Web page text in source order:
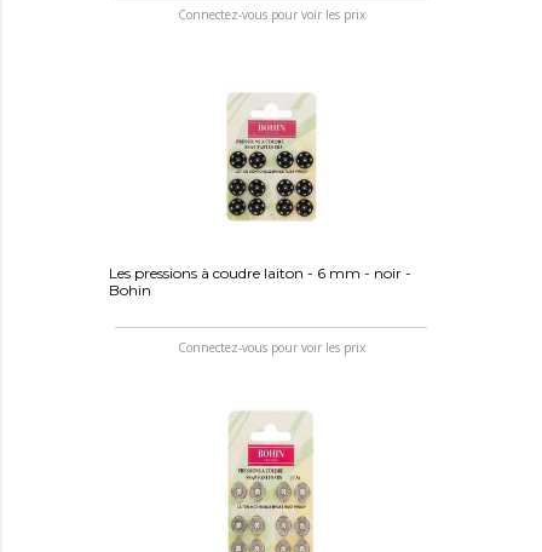
Connectez-vous pour voir les prix
Les pressions à coudre laiton - 6 mm - noir -
Bohin
Connectez-vous pour voir les prix